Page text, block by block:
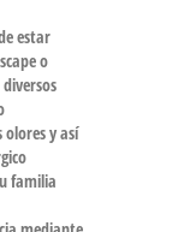
estar
o
y así
familia